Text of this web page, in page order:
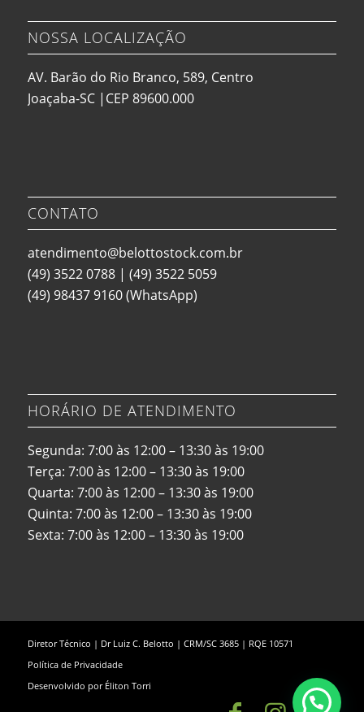
NOSSA LOCALIZAÇÃO
AV. Barão do Rio Branco, 589, Centro
Joaçaba-SC |CEP 89600.000
CONTATO
atendimento@belottostock.com.br
(49) 3522 0788| (49) 3522 5059
(49) 98437 9160(WhatsApp)
HORÁRIO DE ATENDIMENTO
Segunda: 7:00 às 12:00 – 13:30 às 19:00
Terça: 7:00 às 12:00 – 13:30 às 19:00
Quarta: 7:00 às 12:00 – 13:30 às 19:00
Quinta: 7:00 às 12:00 – 13:30 às 19:00
Sexta: 7:00 às 12:00 – 13:30 às 19:00
Diretor Técnico | Dr Luiz C. Belotto | CRM/SC 3685 | RQE 10571
Política de Privacidade
Desenvolvido por Éliton Torri